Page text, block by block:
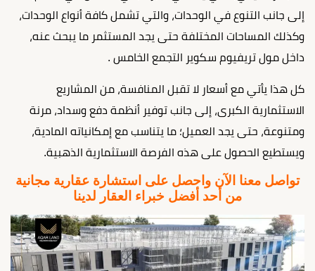
إلى جانب التنوع في الوحدات، والتي تشمل كافة أنواع الوحدات،
وكذلك المساحات المختلفة حتى يجد المستثمر ما يبحث عنه،
داخل مول تريفيوم سكوير التجمع الخامس .
كل هذا يأتي مع أسعار لا تقبل المنافسة، من المشاريع
الاستثمارية الكبرى، إلى جانب توفير أنظمة دفع وسداد، مرنة
ومتنوعة، حتى يجد العميل؛ ما يتناسب مع إمكانياته المادية،
ويستطيع الحصول على هذه الفرصة الاستثمارية الذهبية.
تواصل معنا الآن واحصل على استشارة عقارية مجانية
من أحد أفضل خبراء العقار لدينا